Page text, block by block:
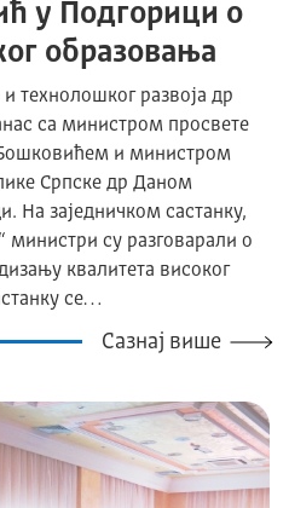
у Подгорици о
образовања
технолошког развоја др
са министром просвете
и министром
Српске др Даном
На заједничком састанку,
су разговарали о
квалитета високог
се…
Сазнај више